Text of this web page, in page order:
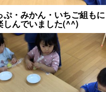
ぷ・みかん・いちご組も
しんでいました(^^)